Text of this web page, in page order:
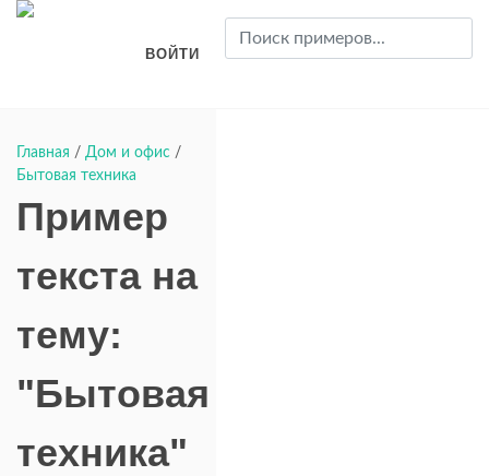
ВОЙТИ
Главная / Дом и офис /
Бытовая техника
Пример
текста на
тему:
"Бытовая
техника"